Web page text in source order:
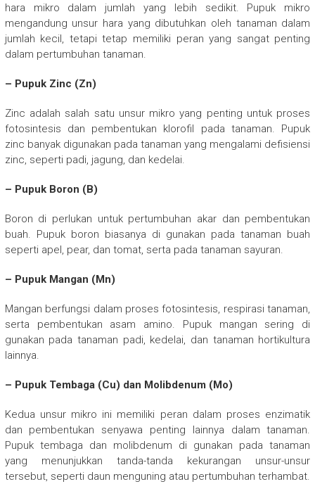
hara mikro dalam jumlah yang lebih sedikit. Pupuk mikro
mengandung unsur hara yang dibutuhkan oleh tanaman dalam
jumlah kecil, tetapi tetap memiliki peran yang sangat penting
dalam pertumbuhan tanaman.
– Pupuk Zinc (Zn)
Zinc adalah salah satu unsur mikro yang penting untuk proses
fotosintesis dan pembentukan klorofil pada tanaman. Pupuk
zinc banyak digunakan pada tanaman yang mengalami defisiensi
zinc, seperti padi, jagung, dan kedelai.
– Pupuk Boron (B)
Boron di perlukan untuk pertumbuhan akar dan pembentukan
buah. Pupuk boron biasanya di gunakan pada tanaman buah
seperti apel, pear, dan tomat, serta pada tanaman sayuran.
– Pupuk Mangan (Mn)
Mangan berfungsi dalam proses fotosintesis, respirasi tanaman,
serta pembentukan asam amino. Pupuk mangan sering di
gunakan pada tanaman padi, kedelai, dan tanaman hortikultura
lainnya.
– Pupuk Tembaga (Cu) dan Molibdenum (Mo)
Kedua unsur mikro ini memiliki peran dalam proses enzimatik
dan pembentukan senyawa penting lainnya dalam tanaman.
Pupuk tembaga dan molibdenum di gunakan pada tanaman
yang menunjukkan tanda-tanda kekurangan unsur-unsur
tersebut, seperti daun menguning atau pertumbuhan terhambat.